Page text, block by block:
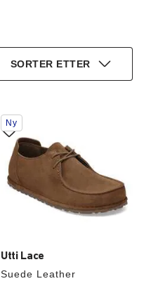
SORTER ETTER
Utti Lace
Suede Leather
Samhandling
med
swatch-
farger
oppdatere
produktbildet
Ny